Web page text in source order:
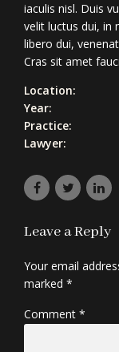
iaculis nisl. Duis
velit luctus dui, in
libero dui,
Cras sit amet
Location:
Year:
Practice:
Lawyer:
Leave a Reply
Your email
marked *
Comment *